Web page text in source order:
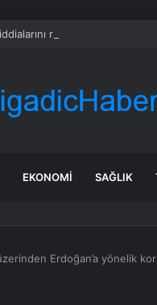
reddetti: Sahra
EKONOMI SAĞLIK
Erdoğan’a yönelik